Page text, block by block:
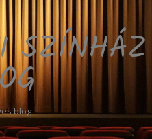
SZÍNHÁZ
blog